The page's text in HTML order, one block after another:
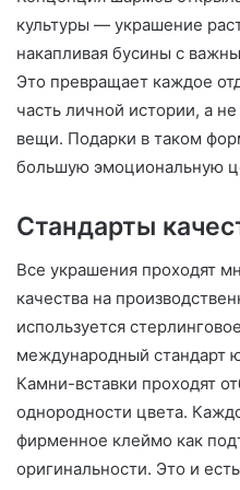
культуры — украшение
накапливая бусины с
Это превращает каждое
часть личной истории, а
вещи. Подарки в таком
большую эмоциональную
Стандарты
Все украшения проходят
качества на
используется
международный стандарт
Камни-вставки проходят
однородности цвета.
фирменное клеймо как
оригинальности. Это и